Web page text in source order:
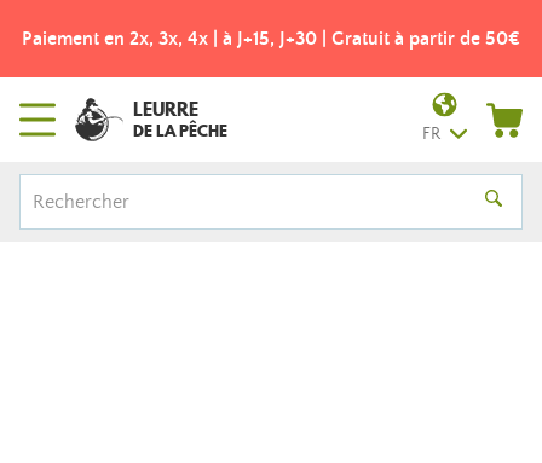
Paiement en 2x, 3x, 4x | à J+15, J+30 | Gratuit à partir de 50€
LEURRE
DE LA PÊCHE FR